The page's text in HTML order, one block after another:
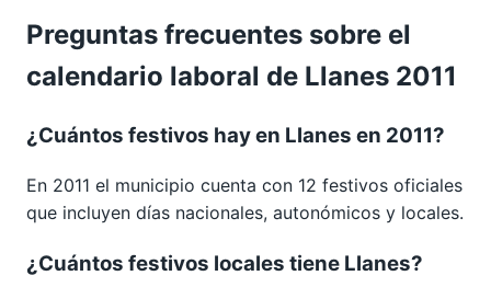
Preguntas frecuentes sobre el
calendario laboral de Llanes 2011
¿Cuántos festivos hay en Llanes en 2011?
En 2011 el municipio cuenta con 12 festivos oficiales
que incluyen días nacionales, autonómicos y locales.
¿Cuántos festivos locales tiene Llanes?